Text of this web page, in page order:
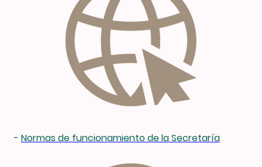
- Normas de funcionamiento de la Secretaría